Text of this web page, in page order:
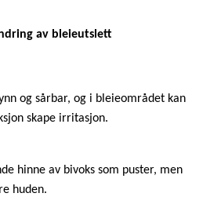
av bleieutslett
og sårbar, og i bleieområdet kan
skape irritasjon.
hinne av bivoks som puster, men
huden.